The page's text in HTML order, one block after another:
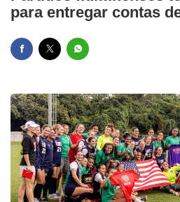
para entregar contas